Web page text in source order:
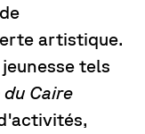
artistique.
tels
Caire